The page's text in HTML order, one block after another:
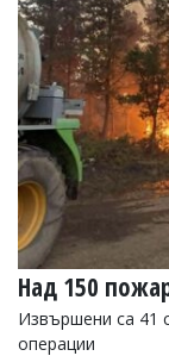
УКРАЙНА
СПОРТ
РАЗСЛЕДВАНЕ
БИЗНЕС
ЮГ
Управители:
Веселин
Василев,
email:
v.vasilev@flagman.bg
Катя
Касабова,
Над 150
Извършени са 41
операции